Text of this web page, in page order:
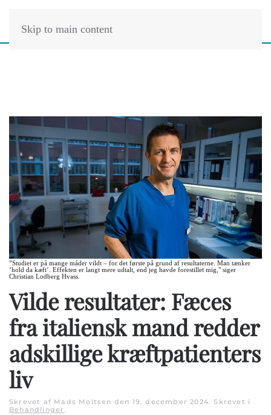
Skip to main content
”Studiet er på mange måder vildt – for det første på grund af resultaterne. Man tænker
’hold da kæft’. Effekten er langt mere udtalt, end jeg havde forestillet mig," siger
Christian Lodberg Hvass.
Vilde resultater: Fæces
fra italiensk mand redder
adskillige kræftpatienters
liv
Skrevet af Mads Moltsen den 19. december 2024. Skrevet i
Behandlinger.